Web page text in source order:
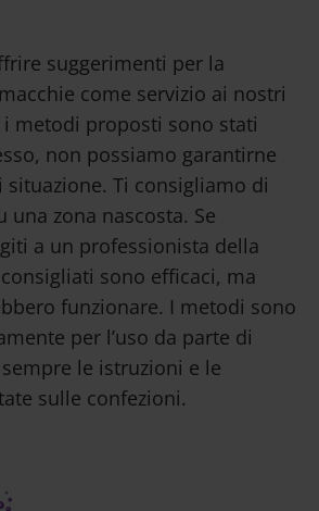
suggerimenti per la
come servizio ai nostri
i metodi proposti sono stati
non possiamo garantirne
situazione. Ti consigliamo di
zona nascosta. Se
a un professionista della
sono efficaci, ma
funzionare. I metodi sono
per l’uso da parte di
le istruzioni e le
sulle confezioni.